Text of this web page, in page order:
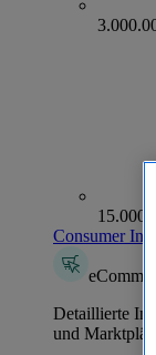
Consumer
Detaillierte
und